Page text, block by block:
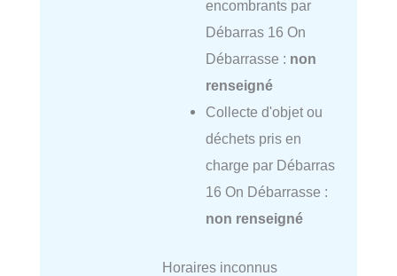
encombrants par
Débarras 16 On
Débarrasse : non
renseigné
Collecte d'objet ou
déchets pris en
charge par Débarras
16 On Débarrasse :
non renseigné
Horaires inconnus